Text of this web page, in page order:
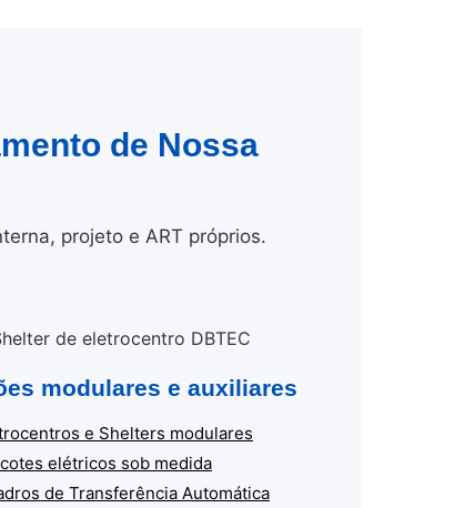
de Nossa
projeto e ART próprios.
modulares e auxiliares
e Shelters modulares
elétricos sob medida
de Transferência Automática